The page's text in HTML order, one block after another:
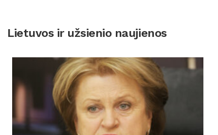
Lietuvos ir užsienio naujienos